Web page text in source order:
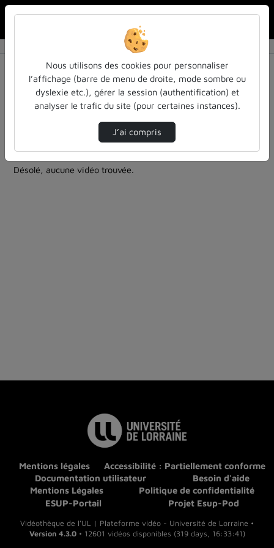
Résultats de la recherche
Filtres actifs (cliquer pour en retirer) :
colloques-et-conferences
cycle-sciences-et-societe-iecl
culture-sciences-et-societe
mathematiques
0 vidéo trouvée
Désolé, aucune vidéo trouvée.
Mentions légales
Accessibilité : Partiellement conforme
Documentation utilisateur
Besoin d'aide
Mentions Légales
Politique de confidentialité
ESUP-Portail
Projet Esup-Pod
Vidéothèque de l'UL | Plateforme vidéo - Université de Lorraine •
Version 4.3.0• 12601 vidéos disponibles (319 days, 16:33:41)
Nous utilisons des cookies pour personnaliser
l’affichage (barre de menu de droite, mode sombre ou
dyslexie etc.), gérer la session (authentification) et
analyser le trafic du site (pour certaines instances).
J’ai compris